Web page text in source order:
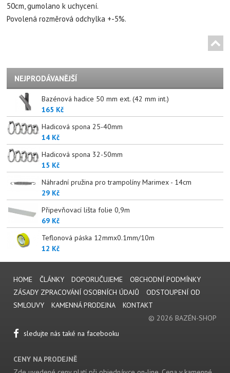
50cm, gumolano k uchycení.
Povolená rozměrová odchylka +-5%.
NEJPRODÁVANĚJŠÍ
Bazénová hadice 50 mm ext. (42 mm int.)
165 Kč
Hadicová spona 25-40mm
14 Kč
Hadicová spona 32-50mm
15 Kč
Náhradní pružina pro trampolíny Marimex - 14cm
29 Kč
Připevňovací lišta folie 0,9m
69 Kč
Teflonová páska 12mmx0.1mm/10m
12 Kč
HOME ČLÁNKY DOPORUČUJEME
OBCHODNÍ PODMÍNKY
ZÁSADY ZPRACOVÁNÍ OSOBNÍCH ÚDAJŮ
ODSTOUPENÍ OD
SMLOUVY
KAMENNÁ PRODEJNA
KONTAKT
© 2026 BAZÉN-SHOP
sledujte nás také na facebooku
CENY NA PRODEJNĚ